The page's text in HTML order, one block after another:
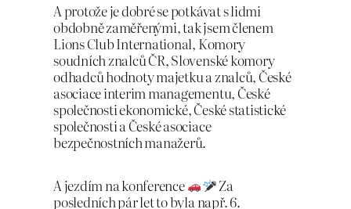
A protože je dobré se potkávat s lidmi
obdobně zaměřenými, tak jsem členem
Lions Club International, Komory
soudních znalců ČR, Slovenské komory
odhadců hodnoty majetku a znalců, České
asociace interim managementu, České
společnosti ekonomické, České statistické
společnosti a České asociace
bezpečnostních manažerů.
A jezdím na konference
Za
posledních pár let to byla např. 6.